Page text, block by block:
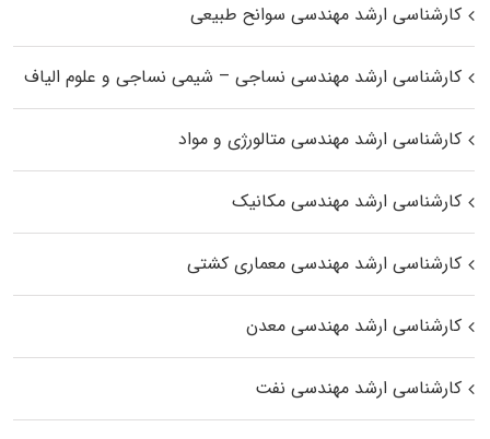
کارشناسی ارشد مهندسی سوانح طبیعی
کارشناسی ارشد مهندسی نساجی – شیمی نساجی و علوم الیاف
کارشناسی ارشد مهندسی متالورژی و مواد
کارشناسی ارشد مهندسی مکانیک
کارشناسی ارشد مهندسی معماری کشتی
کارشناسی ارشد مهندسی معدن
کارشناسی ارشد مهندسی نفت